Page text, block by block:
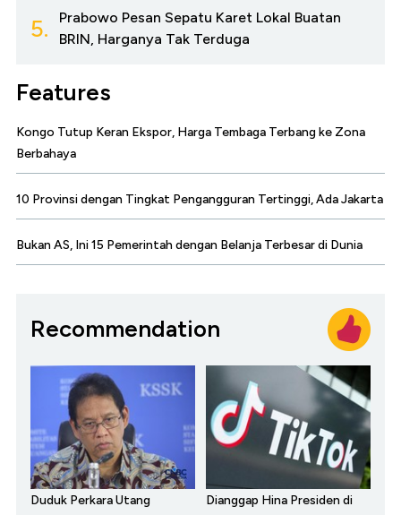
5.
Prabowo Pesan Sepatu Karet Lokal Buatan
BRIN, Harganya Tak Terduga
Features
Kongo Tutup Keran Ekspor, Harga Tembaga Terbang ke Zona
Berbahaya
10 Provinsi dengan Tingkat Pengangguran Tertinggi, Ada Jakarta
Bukan AS, Ini 15 Pemerintah dengan Belanja Terbesar di Dunia
Recommendation
Duduk Perkara Utang
Dianggap Hina Presiden di